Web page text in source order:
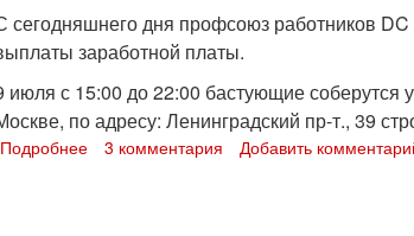
сегодняшнего дня профсоюз работников
заработной платы.
июля с 15:00 до 22:00 бастующие соберутся
по адресу: Ленинградский пр-т., 39
Подробнее 3 комментария Добавить